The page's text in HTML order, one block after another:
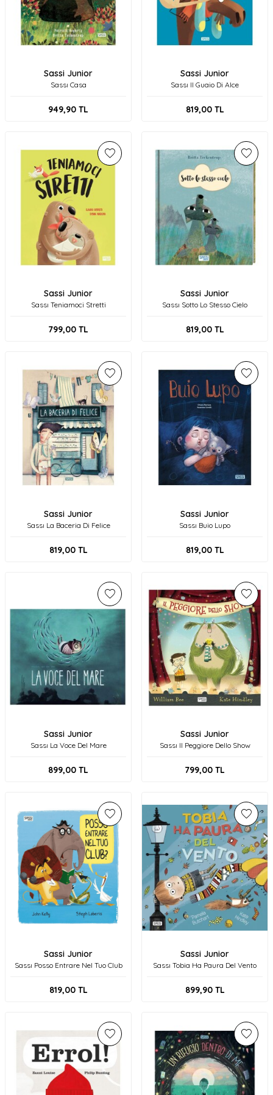
Sassi Junior
Sassı Casa
949,90 TL
Sassi Junior
Sassı Il Guaio Di Alce
819,00TL
Sassi Junior
Sassı Teniamoci Stretti
799,00 TL
Sassi Junior
Sassı Sotto Lo Stesso Cielo
819,00TL
Sassi Junior
Sassı La Baceria Di Felice
819,00TL
Sassi Junior
Sassı Buio Lupo
819,00TL
Sassi Junior
Sassı La Voce Del Mare
899,00 TL
Sassi Junior
Sassı Il Peggiore Dello Show
799,00 TL
Sassi Junior
Sassı Posso Entrare Nel Tuo Club
819,00TL
Sassi Junior
Sassı Tobia Ha Paura Del Vento
899,90TL